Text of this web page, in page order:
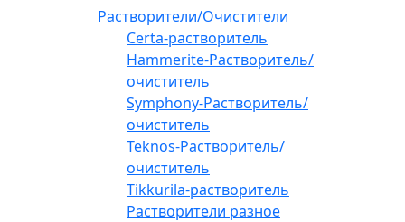
Растворители/Очистители
Certa-растворитель
Hammerite-Растворитель/
очиститель
Symphony-Растворитель/
очиститель
Teknos-Растворитель/
очиститель
Tikkurila-растворитель
Растворители разное